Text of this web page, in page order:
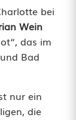
bei
Wein
das im
Bad
nur ein
die